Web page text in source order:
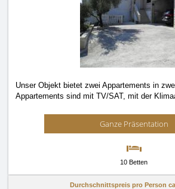
Unser Objekt bietet zwei Appartements in
Appartements sind mit TV/SAT, mit der
Ganze Präsentation
10 Betten
Durchschnittspreis pro Person ca